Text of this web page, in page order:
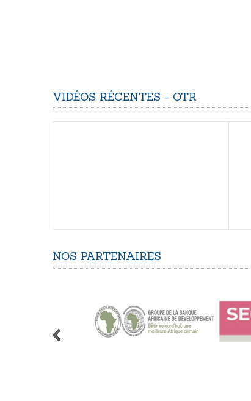
VIDÉOS RÉCENTES - OTR
NOS PARTENAIRES